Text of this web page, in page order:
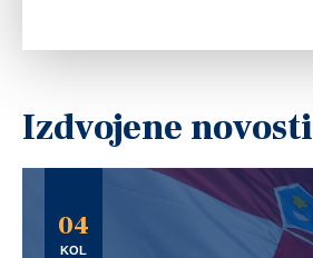
Izdvojene novosti
04
KOL